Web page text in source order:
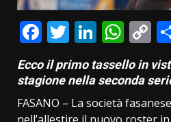
Facebook
Twitter
Ecco il primo tassello in
stagione nella seconda
FASANO – La società
nell’allestire il nuovo roster